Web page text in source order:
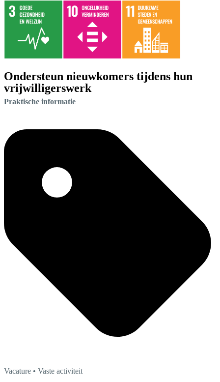
Ondersteun nieuwkomers tijdens hun
vrijwilligerswerk
Praktische informatie
Vacature • Vaste activiteit